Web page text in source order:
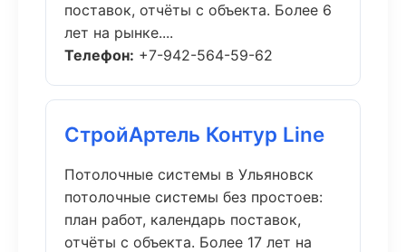
поставок, отчёты с объекта. Более 6
лет на рынке....
Телефон: +7-942-564-59-62
СтройАртель Контур Line
Потолочные системы в Ульяновск
потолочные системы без простоев:
план работ, календарь поставок,
отчёты с объекта. Более 17 лет на